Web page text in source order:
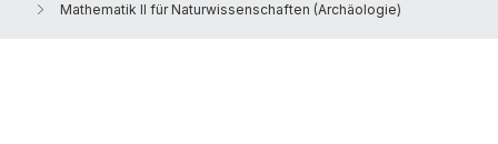
Mathematik II für Naturwissenschaften (Archäologie)